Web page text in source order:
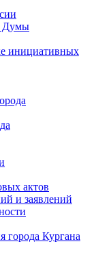
Думы
инициативных
актов
и заявлений
города Кургана